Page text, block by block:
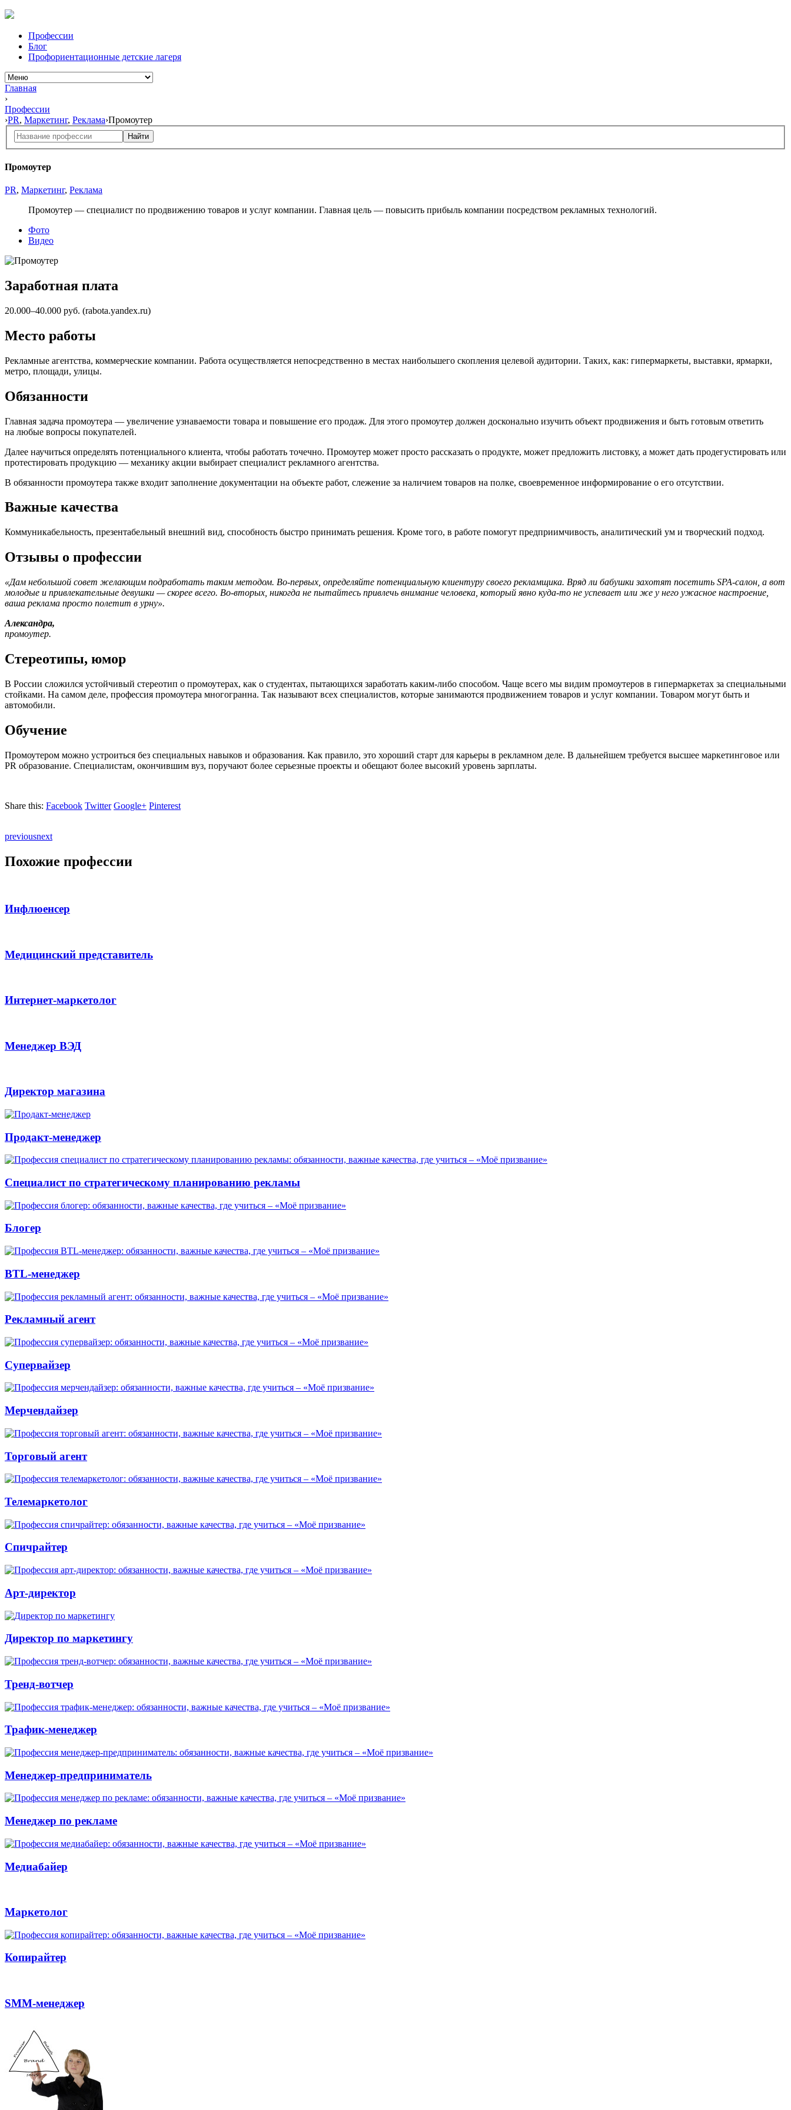
Профессии
Блог
Профориентационные детские лагеря
Главная
›
Профессии
›PR, Маркетинг, Реклама›Промоутер
Найти
Промоутер
PR, Маркетинг, Реклама
Промоутер — специалист по продвижению товаров и услуг компании. Главная цель — повысить прибыль компании посредством рекламных технологий.
Фото
Видео
Заработная плата
20.000–40.000 руб. (rabota.yandex.ru)
Место работы
Рекламные агентства, коммерческие компании. Работа осуществляется непосредственно в местах наибольшего скопления целевой аудитории. Таких, как: гипермаркеты, выставки, ярмарки,
метро, площади, улицы.
Обязанности
Главная задача промоутера — увеличение узнаваемости товара и повышение его продаж. Для этого промоутер должен досконально изучить объект продвижения и быть готовым ответить
на любые вопросы покупателей.
Далее научиться определять потенциального клиента, чтобы работать точечно. Промоутер может просто рассказать о продукте, может предложить листовку, а может дать продегустировать или
протестировать продукцию — механику акции выбирает специалист рекламного агентства.
В обязанности промоутера также входит заполнение документации на объекте работ, слежение за наличием товаров на полке, своевременное информирование о его отсутствии.
Важные качества
Коммуникабельность, презентабельный внешний вид, способность быстро принимать решения. Кроме того, в работе помогут предприимчивость, аналитический ум и творческий подход.
Отзывы о профессии
«Дам небольшой совет желающим подработать таким методом. Во-первых, определяйте потенциальную клиентуру своего рекламщика. Вряд ли бабушки захотят посетить SPA-салон, а вот
молодые и привлекательные девушки — скорее всего. Во-вторых, никогда не пытайтесь привлечь внимание человека, который явно куда-то не успевает или же у него ужасное настроение,
ваша реклама просто полетит в урну».
Александра,
промоутер.
Стереотипы, юмор
В России сложился устойчивый стереотип о промоутерах, как о студентах, пытающихся заработать каким-либо способом. Чаще всего мы видим промоутеров в гипермаркетах за специальными
стойками. На самом деле, профессия промоутера многогранна. Так называют всех специалистов, которые занимаются продвижением товаров и услуг компании. Товаром могут быть и
автомобили.
Обучение
Промоутером можно устроиться без специальных навыков и образования. Как правило, это хороший старт для карьеры в рекламном деле. В дальнейшем требуется высшее маркетинговое или
PR образование. Специалистам, окончившим вуз, поручают более серьезные проекты и обещают более высокий уровень зарплаты.
Share this: Facebook Twitter Google+ Pinterest
previousnext
Похожие профессии
Инфлюенсер
Медицинский представитель
Интернет-маркетолог
Менеджер ВЭД
Директор магазина
Продакт-менеджер
Специалист по стратегическому планированию рекламы
Блогер
BTL-менеджер
Рекламный агент
Супервайзер
Мерчендайзер
Торговый агент
Телемаркетолог
Спичрайтер
Арт-директор
Директор по маркетингу
Тренд-вотчер
Трафик-менеджер
Менеджер-предприниматель
Менеджер по рекламе
Медиабайер
Маркетолог
Копирайтер
SMM-менеджер